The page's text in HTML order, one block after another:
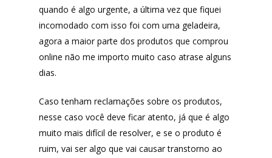
quando é algo urgente, a última vez que fiquei
incomodado com isso foi com uma geladeira,
agora a maior parte dos produtos que comprou
online não me importo muito caso atrase alguns
dias.
Caso tenham reclamações sobre os produtos,
nesse caso você deve ficar atento, já que é algo
muito mais difícil de resolver, e se o produto é
ruim, vai ser algo que vai causar transtorno ao